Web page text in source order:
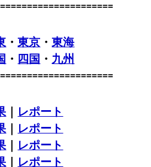
・東京 ・東海
・ 四国 ・ 九州
レポート
レポート
レポート
レポート